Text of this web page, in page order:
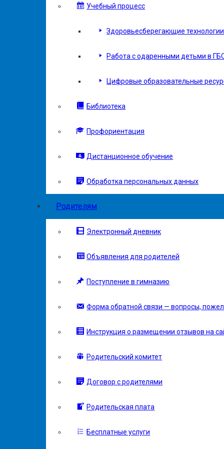
Учебный процесс
Здоровьесберегающие
Работа с одаренными детьми в
Цифровые образовательные
Библиотека
Профориентация
Дистанционное обучение
Обработка персональных данных
Родителям
Электронный дневник
Объявления для родителей
Поступление в гимназию
Форма обратной связи — вопросы,
Инструкция о размещении отзывов на
Родительский комитет
Договор с родителями
Родительская плата
Бесплатные услуги